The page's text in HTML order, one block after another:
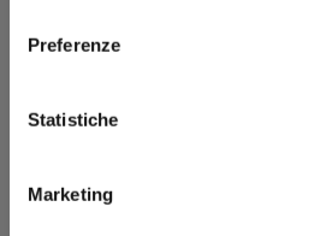
Preferenze
Statistiche
Marketing
contribuenti di godere delle